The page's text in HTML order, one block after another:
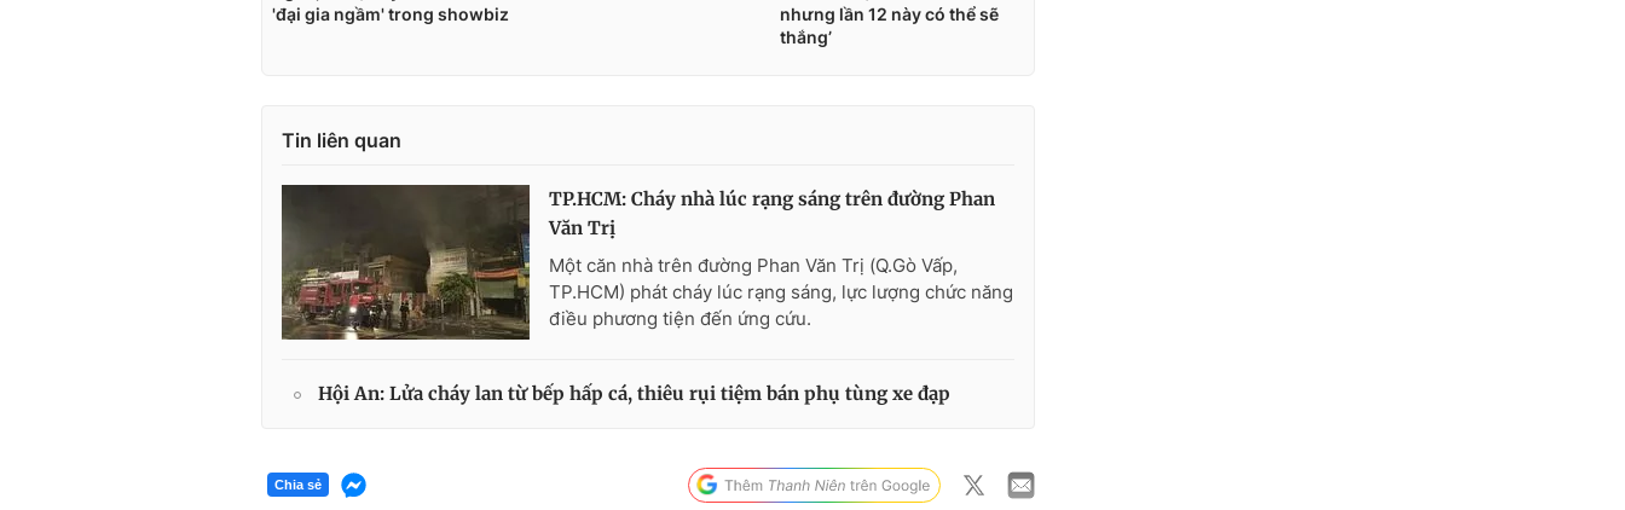
Tin liên quan
TP.HCM: Cháy nhà lúc rạng sáng trên đường Phan
Văn Trị
Một căn nhà trên đường Phan Văn Trị (Q.Gò Vấp,
TP.HCM) phát cháy lúc rạng sáng, lực lượng chức năng
điều phương tiện đến ứng cứu.
Hội An: Lửa cháy lan từ bếp hấp cá, thiêu rụi tiệm bán phụ tùng xe đạp
Chia sẻ